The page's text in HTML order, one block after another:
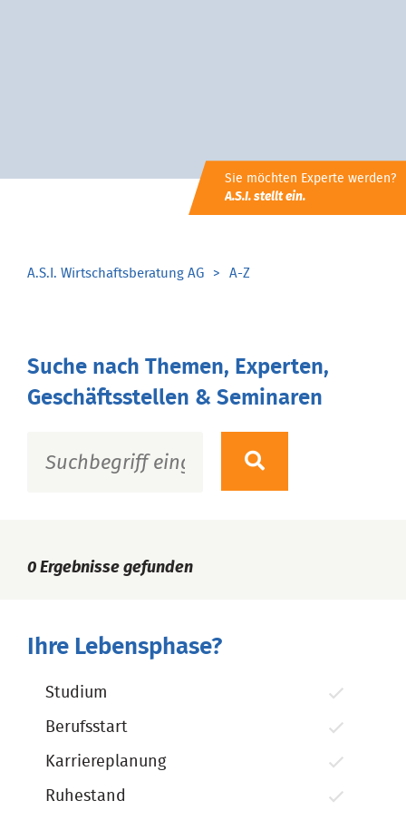
Sie möchten Experte werden?
A.S.I. stellt ein.
A.S.I. Wirtschaftsberatung AG A-Z
Suche nach Themen, Experten,
Geschäftsstellen & Seminaren
0 Ergebnisse gefunden
Ihre Lebensphase?
Studium
Berufsstart
Karriereplanung
Ruhestand